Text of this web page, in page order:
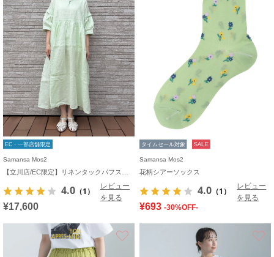
EC・一部店舗限定
Samansa Mos2
4.0 （1）
レビュー
を見る
¥17,600
タイムセール対象 SALE
Samansa Mos2
花柄シアーソックス
4.0 （1）
レビュー
を見る
¥693 -30%OFF-